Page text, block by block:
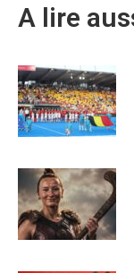
A lire